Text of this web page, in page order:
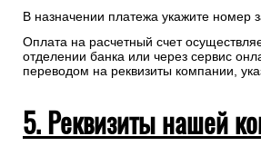
В назначении платежа укажите номер
Оплата на расчетный счет
отделении банка или через сервис
переводом на реквизиты компании,
5. Реквизиты нашей